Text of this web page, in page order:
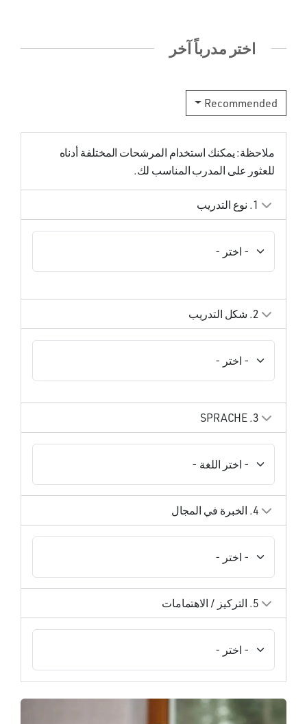
اختر مدرباً آخر
Recommended
ملاحظة: يمكنك استخدام المرشحات المختلفة أدناه
للعثور على المدرب المناسب لك.